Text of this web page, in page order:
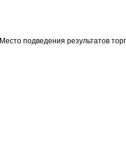
Место подведения результатов